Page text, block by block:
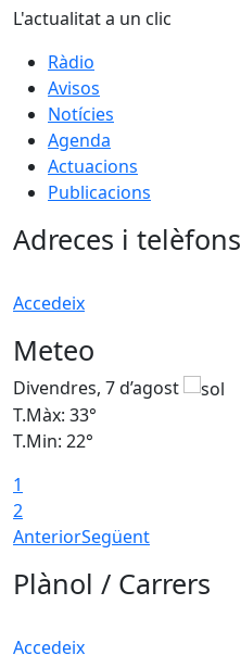
L'actualitat a un clic
Ràdio
Avisos
Notícies
Agenda
Actuacions
Publicacions
Adreces i telèfons
Accedeix
Meteo
Divendres, 7 d’agost
T.Màx: 33°
T.Min: 22°
1
2
AnteriorSegüent
Plànol / Carrers
Accedeix